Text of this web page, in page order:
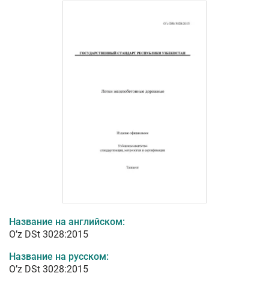
Название на английском:
O’z DSt 3028:2015
Название на русском:
O’z DSt 3028:2015